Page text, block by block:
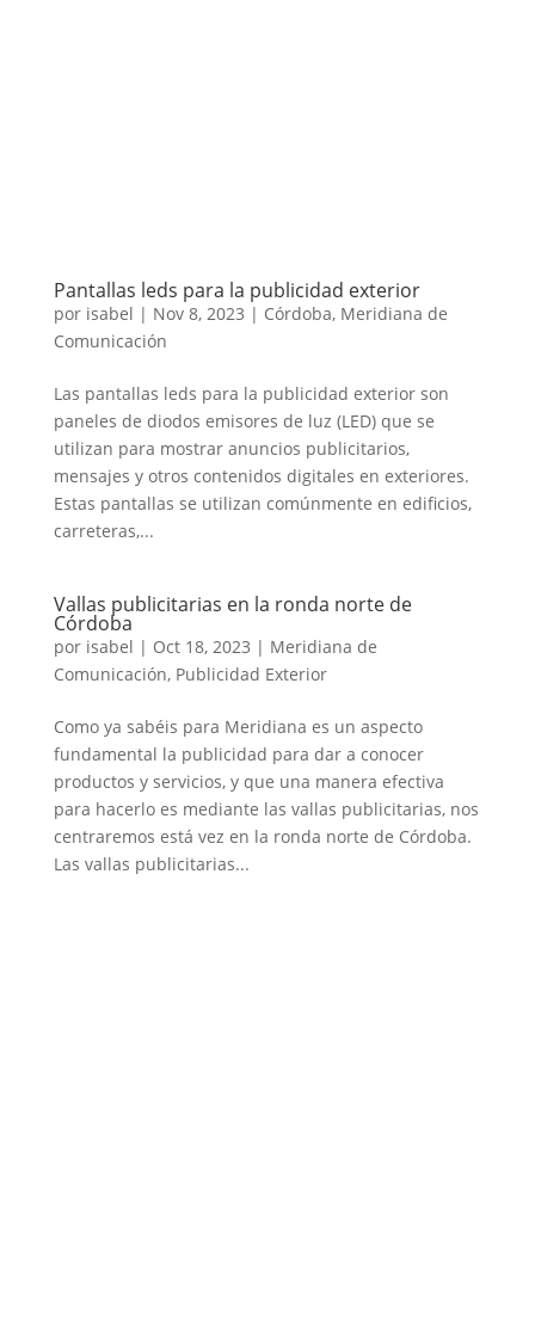
Pantallas leds para la publicidad exterior
por isabel | Nov 8, 2023 | Córdoba, Meridiana de
Comunicación
Las pantallas leds para la publicidad exterior son
paneles de diodos emisores de luz (LED) que se
utilizan para mostrar anuncios publicitarios,
mensajes y otros contenidos digitales en exteriores.
Estas pantallas se utilizan comúnmente en edificios,
carreteras,...
Vallas publicitarias en la ronda norte de
Córdoba
por isabel | Oct 18, 2023 | Meridiana de
Comunicación, Publicidad Exterior
Como ya sabéis para Meridiana es un aspecto
fundamental la publicidad para dar a conocer
productos y servicios, y que una manera efectiva
para hacerlo es mediante las vallas publicitarias, nos
centraremos está vez en la ronda norte de Córdoba.
Las vallas publicitarias...